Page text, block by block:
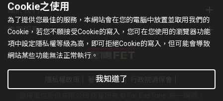
關於我們
集團服務
著作權條款
Cookie之使用
為了提供您最佳的服務，本網站會在您的電腦中放置並取用我們的
Cookie，若您不願接受Cookie的寫入，您可在您使用的瀏覽器功能
項中設定隱私權等級為高，即可拒絕Cookie的寫入，但可能會導致
網站某些功能無法正常執行。
我知道了